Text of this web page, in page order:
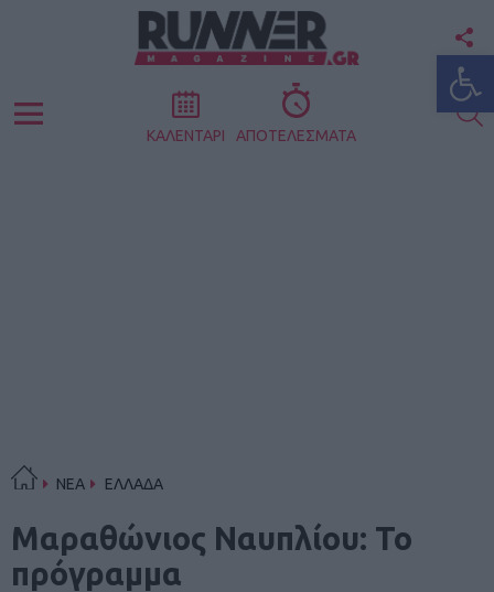
Menu ΚΑΛΕΝΤΑΡΙ ΑΠΟΤΕΛΕΣΜΑΤΑ
ΝΕΑ ΕΛΛΑΔΑ
Μαραθώνιος Ναυπλίου: Το
πρόγραμμα